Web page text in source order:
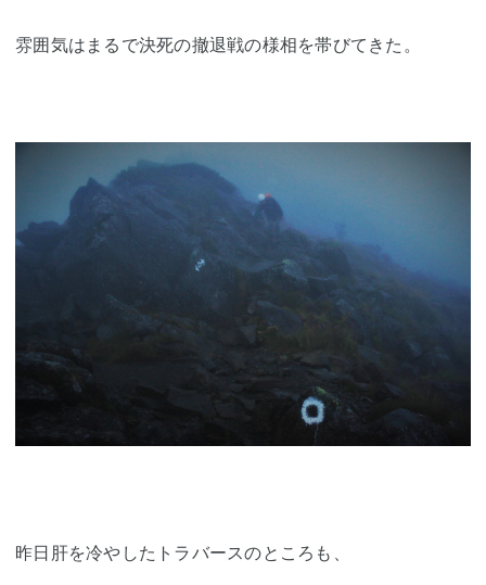
雰囲気はまるで決死の撤退戦の様相を帯びてきた。
昨日肝を冷やしたトラバースのところも、